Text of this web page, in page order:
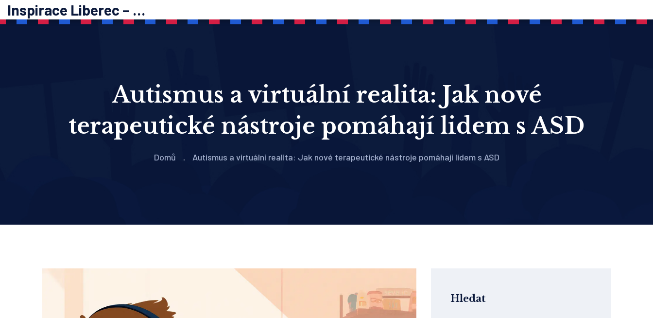
Inspirace Liberec – psychoterapie
Autismus a virtuální realita: Jak nové
terapeutické nástroje pomáhají lidem s ASD
Domů Autismus a virtuální realita: Jak nové terapeutické nástroje pomáhají lidem s ASD
Hledat